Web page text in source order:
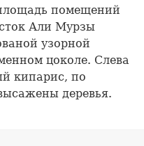
помещений
Али Мурзы
узорной
цоколе. Слева
кипарис, по
деревья.